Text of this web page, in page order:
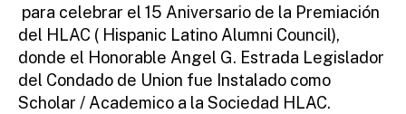
para celebrar el 15 Aniversario de la Premiación
del HLAC ( Hispanic Latino Alumni Council),
donde el Honorable Angel G. Estrada Legislador
del Condado de Union fue Instalado como
Scholar / Academico a la Sociedad HLAC.